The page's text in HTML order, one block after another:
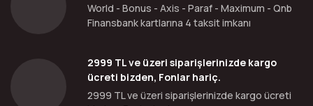
World - Bonus - Axis - Paraf - Maximum - Qnb
Finansbank kartlarına 4 taksit imkanı
2999 TL ve üzeri siparişlerinizde kargo
ücreti bizden, Fonlar hariç.
2999 TL ve üzeri siparişlerinizde kargo ücreti